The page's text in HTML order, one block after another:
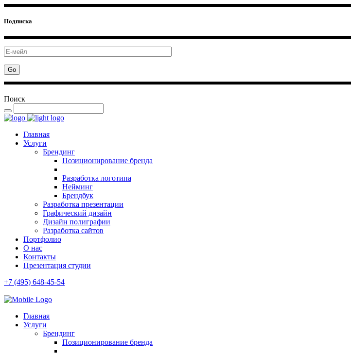
Подписка
Поиск
Главная
Услуги
Брендинг
Позиционирование бренда
Разработка логотипа
Нейминг
Брендбук
Разработка презентации
Графический дизайн
Дизайн полиграфии
Разработка сайтов
Портфолио
О нас
Контакты
Презентация студии
+7 (495) 648-45-54
Главная
Услуги
Брендинг
Позиционирование бренда